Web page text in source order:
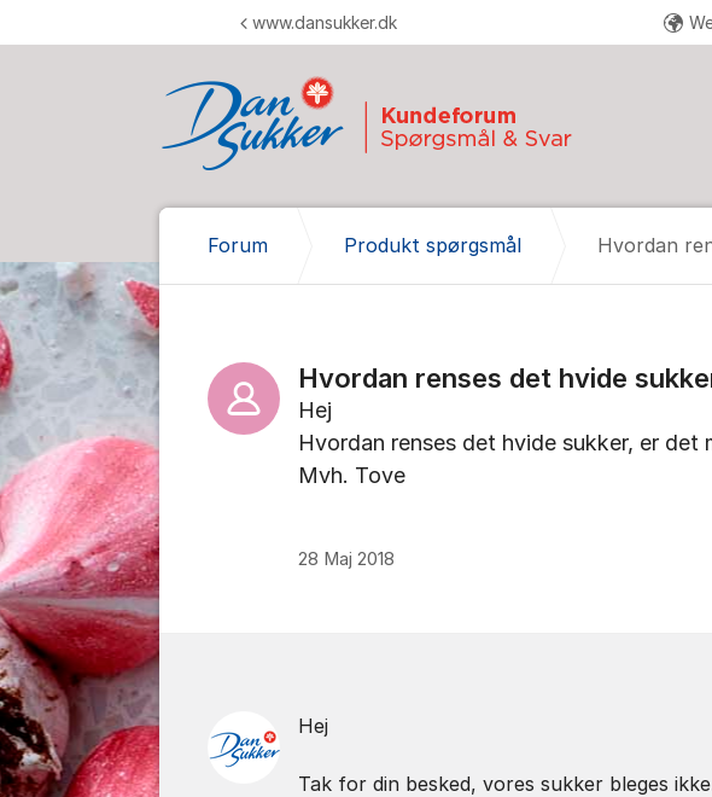
www.dansukker.dk
Forum Produkt spørgsmål Hvordan
Hvordan renses det hvide
Hej
Hvordan renses det hvide sukker, er det
Mvh. Tove
28 Maj 2018
Hej
Tak for din besked, vores sukker bleges